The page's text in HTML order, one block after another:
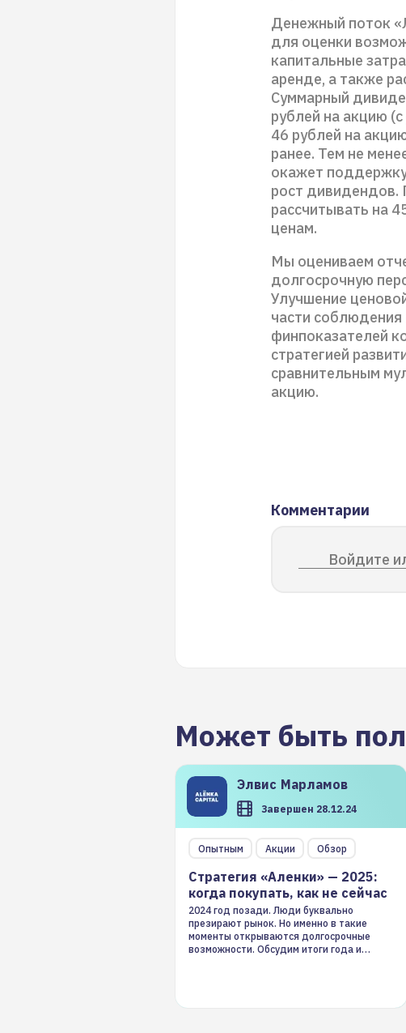
Денежный поток
для оценки
капитальные
аренде, а также
Суммарный
рублей на акцию
46 рублей на
ранее. Тем не
окажет
рост дивидендов.
рассчитывать на
ценам.
Мы оцениваем
долгосрочную
Улучшение
части
финпоказателей
стратегией
сравнительным
акцию.
Комментарии
Войдите
Может быть
Элвис Марламов
Завершен 28.12.24
Опытным Акции Обзор
Стратегия «Аленки» — 2025:
когда покупать, как не сейчас
2024 год позади. Люди буквально
презирают рынок. Но именно в такие
моменты открываются долгосрочные
возможности. Обсудим итоги года и